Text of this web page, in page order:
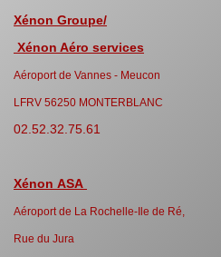
Xénon Groupe/
Xénon Aéro services
Aéroport de Vannes - Meucon
LFRV 56250 MONTERBLANC
02.52.32.75.61
Xénon ASA
Aéroport de La Rochelle-Ile de Ré,
Rue du Jura